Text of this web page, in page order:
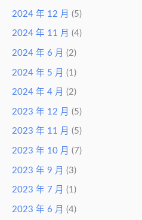
2024 年 12 月 (5)
2024 年 11 月 (4)
2024 年 6 月 (2)
2024 年 5 月 (1)
2024 年 4 月 (2)
2023 年 12 月 (5)
2023 年 11 月 (5)
2023 年 10 月 (7)
2023 年 9 月 (3)
2023 年 7 月 (1)
2023 年 6 月 (4)